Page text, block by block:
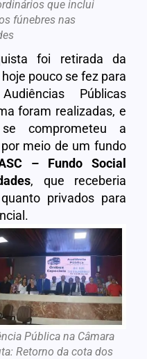
que inclui
fúnebres nas
foi retirada da
pouco se fez para
Públicas
foram realizadas, e
comprometeu a
meio de um fundo
– Fundo Social
, que receberia
privados para
Pública na Câmara
Retorno da cota dos